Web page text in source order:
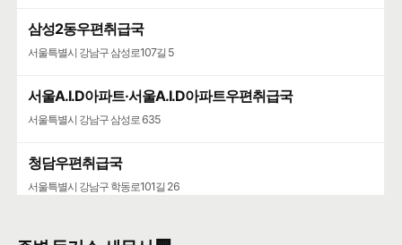
삼성2동우편취급국
서울특별시 강남구 삼성로107길 5
서울A.I.D아파트·서울A.I.D아파트우편취급국
서울특별시 강남구 삼성로 635
청담우편취급국
서울특별시 강남구 학동로101길 26